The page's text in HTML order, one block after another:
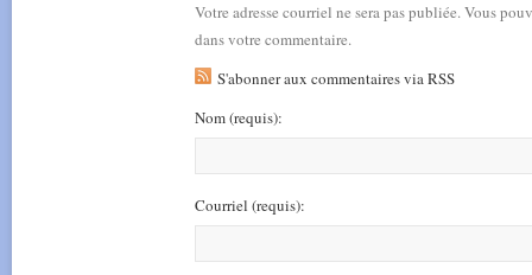
Votre adresse courriel ne sera pas publiée. Vous
dans votre commentaire.
S'abonner aux commentaires via RSS
Nom(requis):
Courriel (requis):